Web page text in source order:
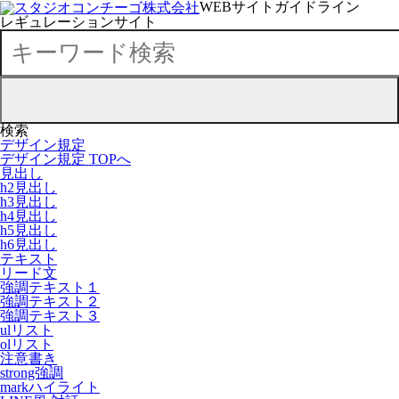
WEBサイトガイドライン
レギュレーションサイト
検索
デザイン規定
デザイン規定 TOPへ
見出し
h2見出し
h3見出し
h4見出し
h5見出し
h6見出し
テキスト
リード文
強調テキスト１
強調テキスト２
強調テキスト３
ulリスト
olリスト
注意書き
strong強調
markハイライト